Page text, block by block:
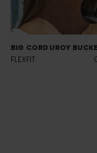
BIG CORDUROY
FLEXFIT